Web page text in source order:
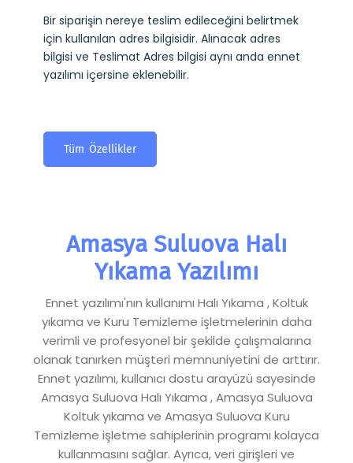
Bir siparişin nereye teslim edileceğini belirtmek
için kullanılan adres bilgisidir. Alınacak adres
bilgisi ve Teslimat Adres bilgisi aynı anda ennet
yazılımı içersine eklenebilir.
Tüm Özellikler
Amasya Suluova Halı
Yıkama Yazılımı
Ennet yazılımı'nın kullanımı Halı Yıkama , Koltuk
yıkama ve Kuru Temizleme işletmelerinin daha
verimli ve profesyonel bir şekilde çalışmalarına
olanak tanırken müşteri memnuniyetini de arttırır.
Ennet yazılımı, kullanıcı dostu arayüzü sayesinde
Amasya Suluova Halı Yıkama , Amasya Suluova
Koltuk yıkama ve Amasya Suluova Kuru
Temizleme işletme sahiplerinin programı kolayca
kullanmasını sağlar. Ayrıca, veri girişleri ve